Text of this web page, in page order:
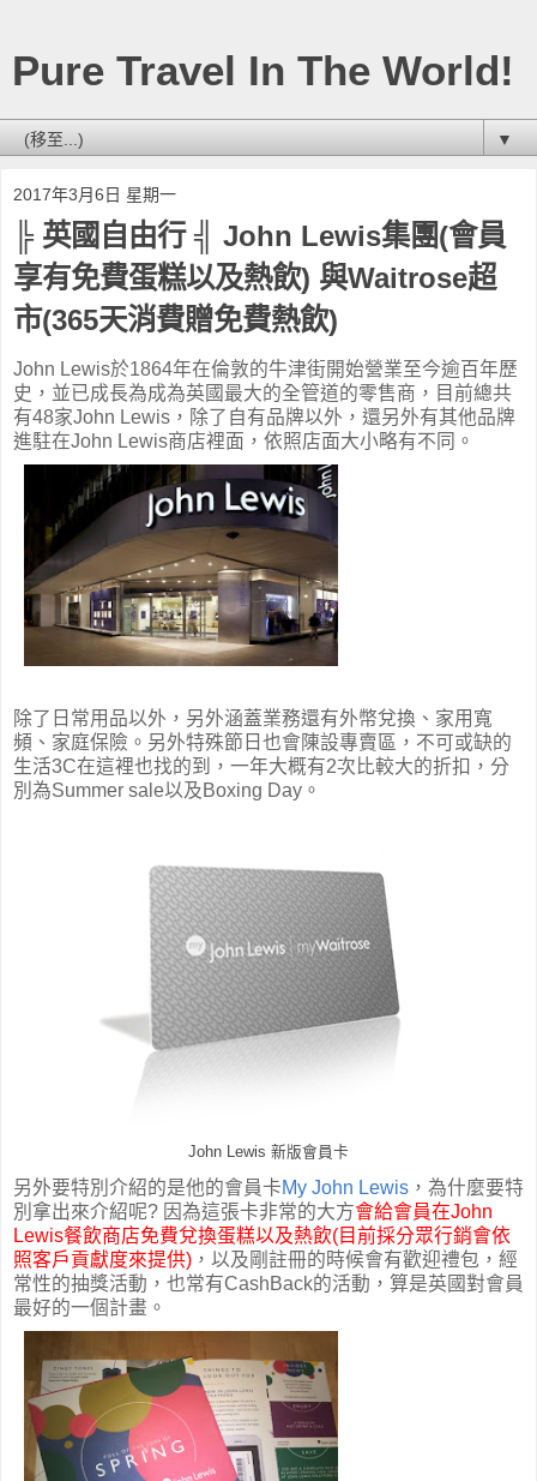
Pure Travel In The World!
▼
2017年3月6日 星期一
╠ 英國自由行 ╣ John Lewis集團(會員
享有免費蛋糕以及熱飲) 與Waitrose超
市(365天消費贈免費熱飲)
John Lewis於1864年在倫敦的牛津街開始營業至今逾百年歷
史，並已成長為成為英國最大的全管道的零售商，目前總共
有48家John Lewis，除了自有品牌以外，還另外有其他品牌
進駐在John Lewis商店裡面，依照店面大小略有不同。
除了日常用品以外，另外涵蓋業務還有外幣兌換、家用寬
頻、家庭保險。另外特殊節日也會陳設專賣區，不可或缺的
生活3C在這裡也找的到，一年大概有2次比較大的折扣，分
別為Summer sale以及Boxing Day。
John Lewis 新版會員卡
另外要特別介紹的是他的會員卡My John Lewis ，為什麼要特
別拿出來介紹呢? 因為這張卡非常的大方會給會員在John
Lewis餐飲商店免費兌換蛋糕以及熱飲(目前採分眾行銷會依
照客戶貢獻度來提供) ，以及剛註冊的時候會有歡迎禮包，經
常性的抽獎活動，也常有CashBack的活動，算是英國對會員
最好的一個計畫。